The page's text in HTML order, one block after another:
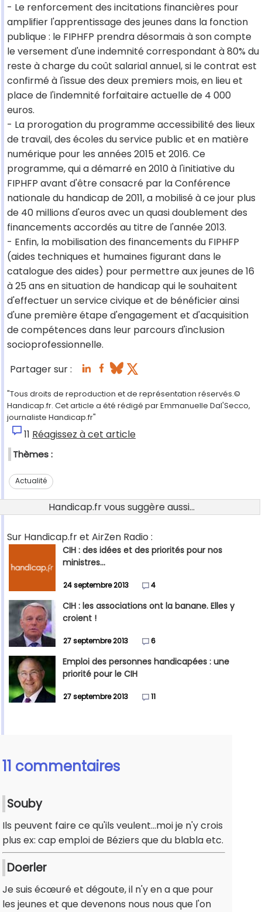
- Le renforcement des incitations financières pour
amplifier l'apprentissage des jeunes dans la fonction
publique : le FIPHFP prendra désormais à son compte
le versement d'une indemnité correspondant à 80% du
reste à charge du coût salarial annuel, si le contrat est
confirmé à l'issue des deux premiers mois, en lieu et
place de l'indemnité forfaitaire actuelle de 4 000
euros.
- La prorogation du programme accessibilité des lieux
de travail, des écoles du service public et en matière
numérique pour les années 2015 et 2016. Ce
programme, qui a démarré en 2010 à l'initiative du
FIPHFP avant d'être consacré par la Conférence
nationale du handicap de 2011, a mobilisé à ce jour plus
de 40 millions d'euros avec un quasi doublement des
financements accordés au titre de l'année 2013.
- Enfin, la mobilisation des financements du FIPHFP
(aides techniques et humaines figurant dans le
catalogue des aides) pour permettre aux jeunes de 16
à 25 ans en situation de handicap qui le souhaitent
d'effectuer un service civique et de bénéficier ainsi
d'une première étape d'engagement et d'acquisition
de compétences dans leur parcours d'inclusion
socioprofessionnelle.
Partager sur :
"Tous droits de reproduction et de représentation réservés.©
Handicap.fr. Cet article a été rédigé par Emmanuelle Dal'Secco,
journaliste Handicap.fr"
11 Réagissez à cet article
Thèmes :
Actualité
Handicap.fr vous suggère aussi...
Sur Handicap.fr et AirZen Radio :
CIH : des idées et des priorités pour nos
ministres...
24 septembre 2013 4
CIH : les associations ont la banane. Elles y
croient !
27 septembre 2013 6
Emploi des personnes handicapées : une
priorité pour le CIH
27 septembre 2013 11
11 commentaires
Souby
Ils peuvent faire ce qu'ils veulent...moi je n'y crois
plus ex: cap emploi de Béziers que du blabla etc.
Doerler
Je suis écœuré et dégoute, il n'y en a que pour
les jeunes et que devenons nous nous que l'on